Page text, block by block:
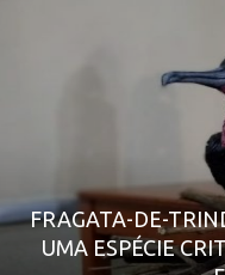
FRAGATA-DE-
UMA ESPÉCIE